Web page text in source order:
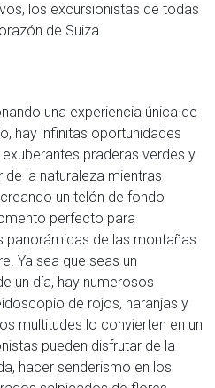
los excursionistas de todas
de Suiza.
una experiencia única de
hay infinitas oportunidades
praderas verdes y
la naturaleza mientras
un telón de fondo
perfecto para
panorámicas de las montañas
Ya sea que seas un
un día, hay numerosos
de rojos, naranjas y
multitudes lo convierten en un
pueden disfrutar de la
hacer senderismo en los